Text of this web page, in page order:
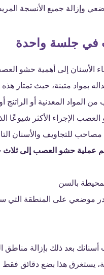
وإزالة جميع الأنسجة
جلسة واحدة
الأسنان إلى أهمية حشو
بمواد متينة، حيث تمتاز
المواد المعدنية أو الراتنج
العصب الإجراء الأكثر شيوعًا
للتجاويف والأسنان
عملية حشو العصب إلى
بالسن
موضعي على المنطقة التي
بعد ذلك بإزالة
يستغرق هذا بضع دقائق فقط